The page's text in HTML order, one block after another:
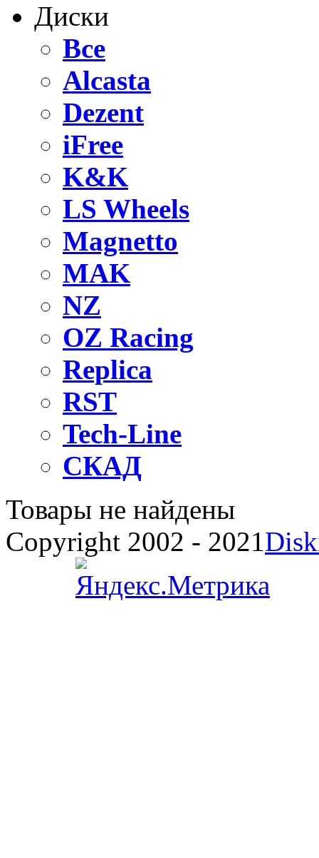
Диски
Все
Alcasta
Dezent
iFree
K&K
LS Wheels
Magnetto
MAK
NZ
OZ Raсing
Replica
RST
Tech-Line
СКАД
Товары не найдены
Copyright 2002 - 2021